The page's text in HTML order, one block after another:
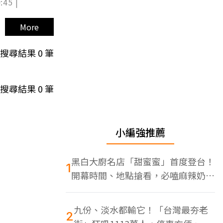
More
搜尋結果0筆
搜尋結果0筆
小編強推薦
1黑白大廚名店「甜蜜蜜」首度登台！
開幕時間、地點搶看，必嗑麻辣奶油
蝦
2九份、淡水都輸它！「台灣最夯老